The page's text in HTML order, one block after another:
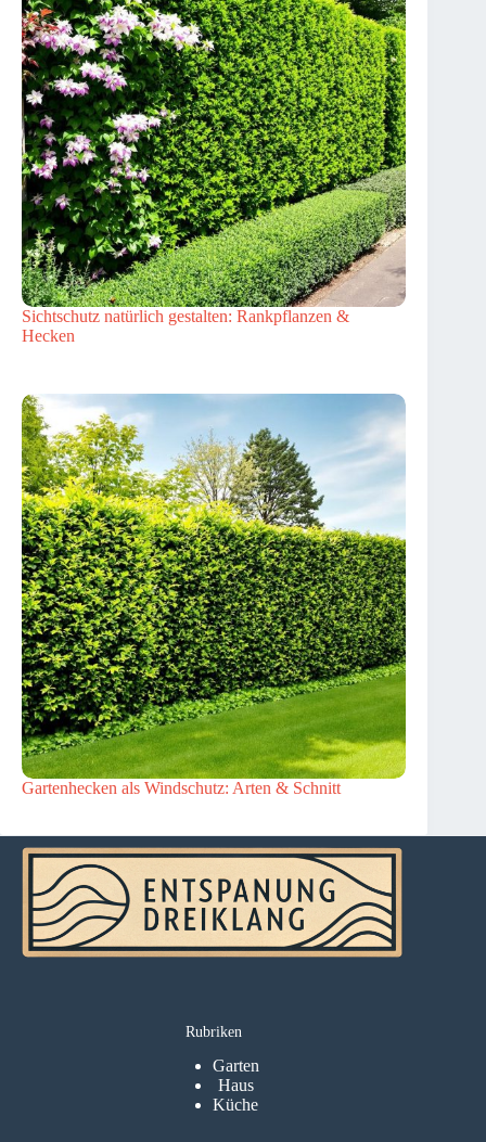
Sichtschutz natürlich gestalten: Rankpflanzen &
Hecken
Gartenhecken als Windschutz: Arten & Schnitt
Rubriken
Garten
Haus
Küche